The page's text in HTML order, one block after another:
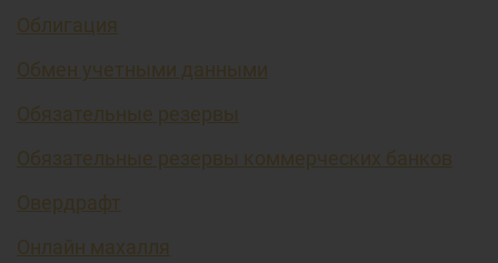
Облигация
Обмен учетными данными
Обязательные резервы
Обязательные резервы коммерческих банков
Овердрафт
Онлайн махалля